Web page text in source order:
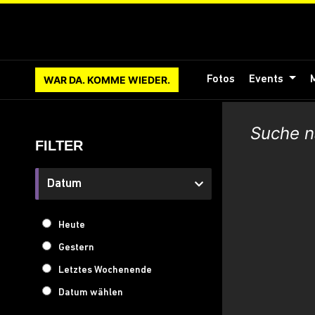
WAR DA. KOMME WIEDER. Fotos Events
FILTER
Datum
Heute
Gestern
Letztes Wochenende
Datum wählen